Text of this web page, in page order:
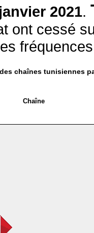
2021.
ont cessé
chaînes tunisiennes
Chaîne